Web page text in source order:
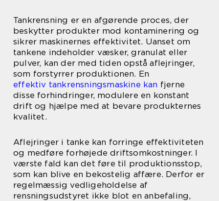
Tankrensning er en afgørende proces, der
beskytter produkter mod kontaminering og
sikrer maskinernes effektivitet. Uanset om
tankene indeholder væsker, granulat eller
pulver, kan der med tiden opstå aflejringer,
som forstyrrer produktionen. En
effektiv tankrensningsmaskine kan fjerne
disse forhindringer, modulere en konstant
drift og hjælpe med at bevare produkternes
kvalitet.
Aflejringer i tanke kan forringe effektiviteten
og medføre forhøjede driftsomkostninger. I
værste fald kan det føre til produktionsstop,
som kan blive en bekostelig affære. Derfor er
regelmæssig vedligeholdelse af
rensningsudstyret ikke blot en anbefaling,